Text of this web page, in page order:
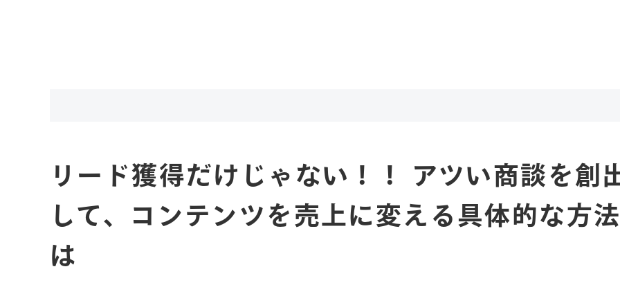
リード獲得だけじゃない！！ アツい商談を創
して、コンテンツを売上に変える具体的な方
は